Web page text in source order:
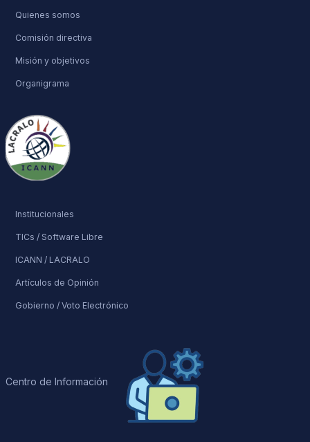
8332
veintena de representantes de ministerios y organismos
casa de gobierno, para participar de la puesta en marcha de la
de trámites” del estado provincial.
LEER MÁS: EN MISIONES PONEN EN MARCHA LA GUÍA DE TRÁMITES DEL
Quienes somos
Comisión directiva
Misión y objetivos
Organigrama
Institucionales
TICs / Software Libre
ICANN / LACRALO
Artículos de Opinión
Gobierno / Voto Electrónico
Centro de Información